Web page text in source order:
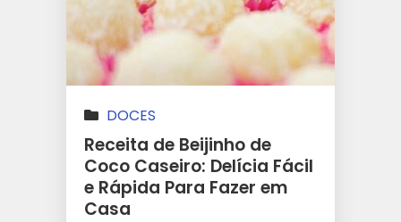
DOCES
Receita de Beijinho de
Coco Caseiro: Delícia Fácil
e Rápida Para Fazer em
Casa